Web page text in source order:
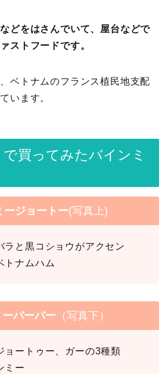
どをはさんでいて、屋台などで
ストフードです。
ベトナムのフランス植民地支配
います。
買ってみたバインミ
ージョートー(写真上)
ラと黒コショウがアクセン
トナムハム
バーバー （写真下）
ョートゥー、ガーの3種類
ミー